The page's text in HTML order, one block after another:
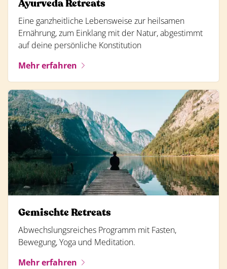
Ayurveda Retreats
Eine ganzheitliche Lebensweise zur heilsamen
Ernährung, zum Einklang mit der Natur, abgestimmt
auf deine persönliche Konstitution
Mehr erfahren
Gemischte Retreats
Abwechslungsreiches Programm mit Fasten,
Bewegung, Yoga und Meditation.
Mehr erfahren